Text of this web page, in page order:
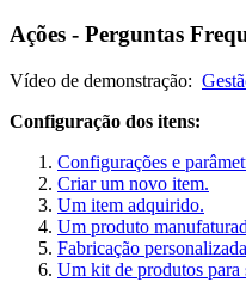
Ações - Perguntas
Vídeo de demonstração:
Configuração dos itens:
Configurações e
Criar um novo item.
Um item adquirido.
Um produto
Fabricação
Um kit de produtos para